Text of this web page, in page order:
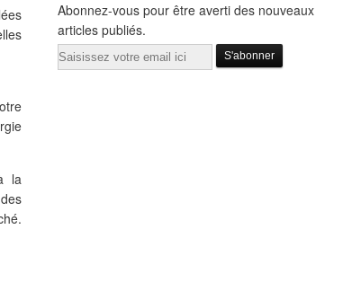
la
Abonnez-vous pour être averti des nouveaux
articles publiés.
Email